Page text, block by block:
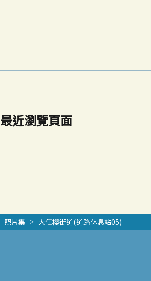
最近瀏覽頁面
照片集 大任櫻街道(道路休息站05)